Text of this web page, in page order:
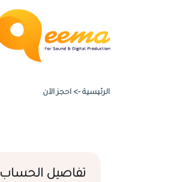
الرئيسية -> احجز الآن
تفاصيل الحساب